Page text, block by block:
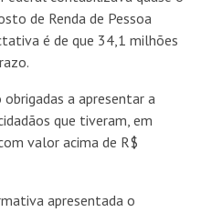
de Renda de Pessoa
é de que 34,1 milhões
a apresentar a
que tiveram, em
valor acima de R$
apresentada o